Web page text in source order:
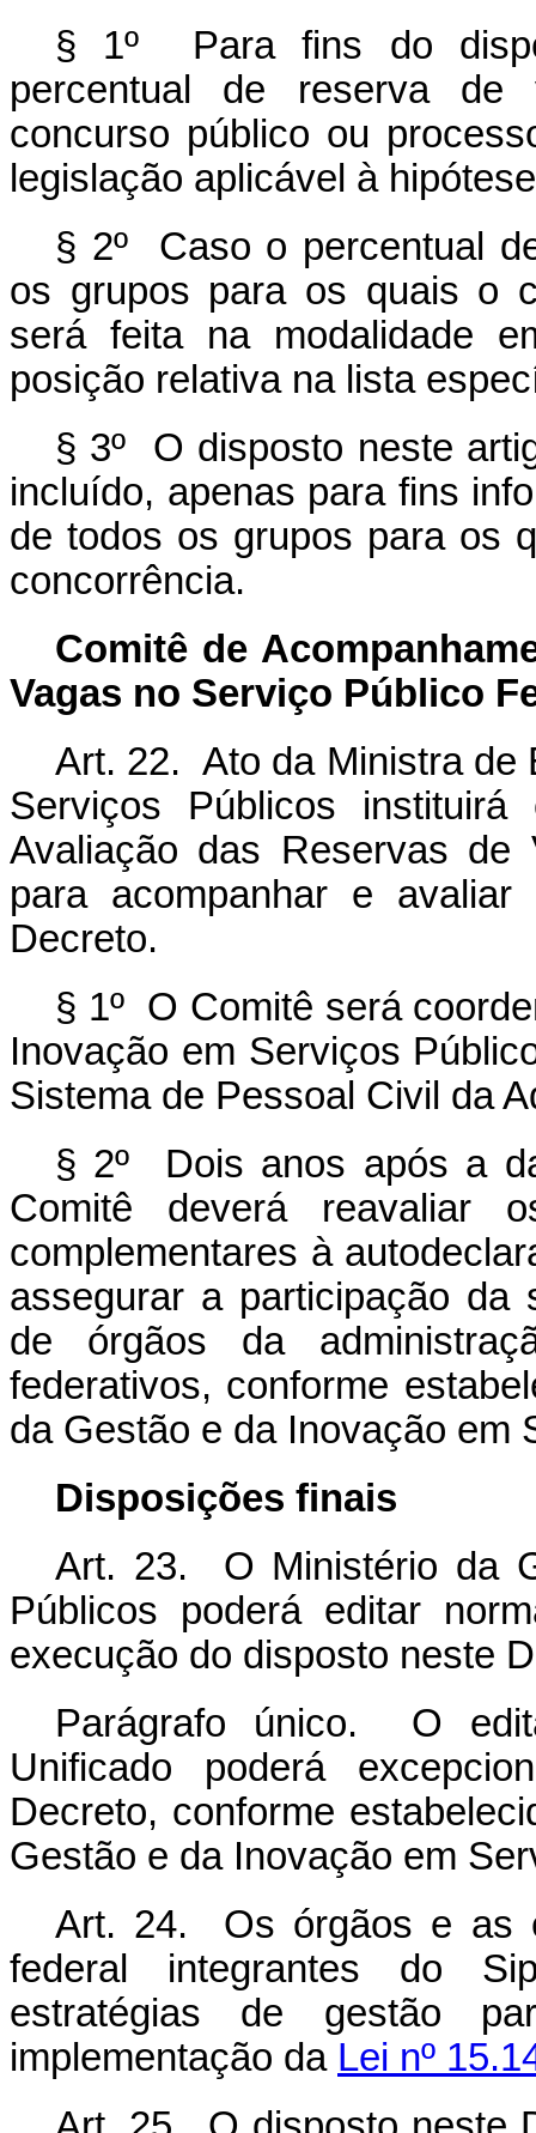
§ 1º Para fins do
percentual de reserva de
concurso público ou
legislação aplicável à
§ 2º Caso o percentual
os grupos para os quais o
será feita na modalidade
posição relativa na lista
§ 3º O disposto neste
incluído, apenas para fins
de todos os grupos para os
concorrência.
Comitê de
Vagas no Serviço Público
Art. 22. Ato da Ministra de
Serviços Públicos
Avaliação das Reservas de
para acompanhar e
Decreto.
§ 1º O Comitê será
Inovação em Serviços
Sistema de Pessoal Civil da
§ 2º Dois anos após a
Comitê deverá reavaliar
complementares à
assegurar a participação da
de órgãos da
federativos, conforme
da Gestão e da Inovação em
Disposições finais
Art. 23. O Ministério da
Públicos poderá editar
execução do disposto neste
Parágrafo único. O
Unificado poderá
Decreto, conforme
Gestão e da Inovação em
Art. 24. Os órgãos e as
federal integrantes do
estratégias de gestão
implementação da Lei nº